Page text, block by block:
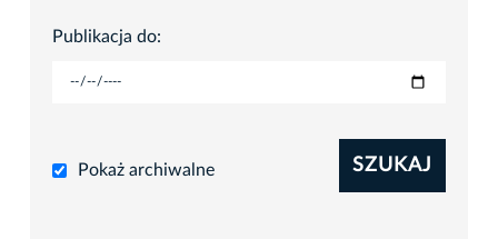
Publikacja do:
Pokaż archiwalne SZUKAJ